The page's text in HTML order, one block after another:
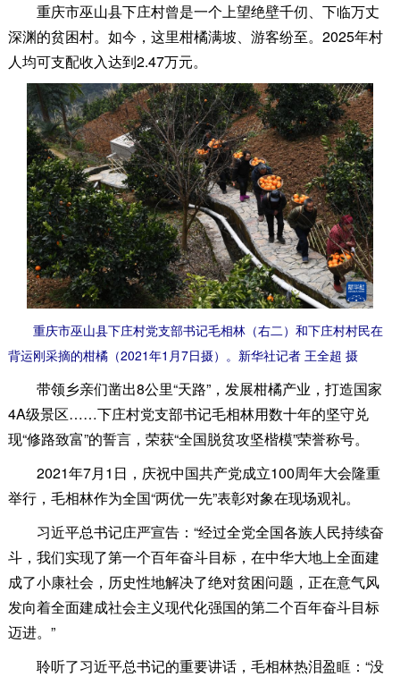
重庆市巫山县下庄村曾是一个上望绝壁千仞、下临万丈
深渊的贫困村。如今，这里柑橘满坡、游客纷至。2025年村
人均可支配收入达到2.47万元。
重庆市巫山县下庄村党支部书记毛相林（右二）和下庄村村民在
背运刚采摘的柑橘（2021年1月7日摄）。新华社记者 王全超 摄
带领乡亲们凿出8公里“天路”，发展柑橘产业，打造国家
4A级景区……下庄村党支部书记毛相林用数十年的坚守兑
现“修路致富”的誓言，荣获“全国脱贫攻坚楷模”荣誉称号。
2021年7月1日，庆祝中国共产党成立100周年大会隆重
举行，毛相林作为全国“两优一先”表彰对象在现场观礼。
习近平总书记庄严宣告：“经过全党全国各族人民持续奋
斗，我们实现了第一个百年奋斗目标，在中华大地上全面建
成了小康社会，历史性地解决了绝对贫困问题，正在意气风
发向着全面建成社会主义现代化强国的第二个百年奋斗目标
迈进。”
聆听了习近平总书记的重要讲话，毛相林热泪盈眶：“没